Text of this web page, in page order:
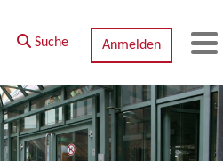
Suche Anmelden